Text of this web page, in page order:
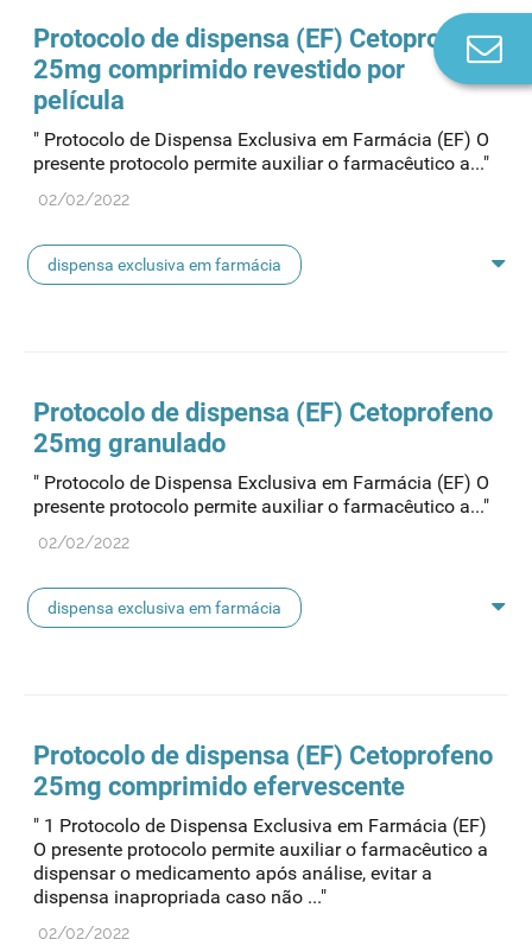
Protocolo de dispensa (EF) Cetoprofeno
25mg comprimido revestido por
película
" Protocolo de Dispensa Exclusiva em Farmácia (EF) O
presente protocolo permite auxiliar o farmacêutico a..."
02/02/2022
dispensa exclusiva em farmácia
Protocolo de dispensa (EF) Cetoprofeno
25mg granulado
" Protocolo de Dispensa Exclusiva em Farmácia (EF) O
presente protocolo permite auxiliar o farmacêutico a..."
02/02/2022
dispensa exclusiva em farmácia
Protocolo de dispensa (EF) Cetoprofeno
25mg comprimido efervescente
" 1 Protocolo de Dispensa Exclusiva em Farmácia (EF)
O presente protocolo permite auxiliar o farmacêutico a
dispensar o medicamento após análise, evitar a
dispensa inapropriada caso não ..."
02/02/2022